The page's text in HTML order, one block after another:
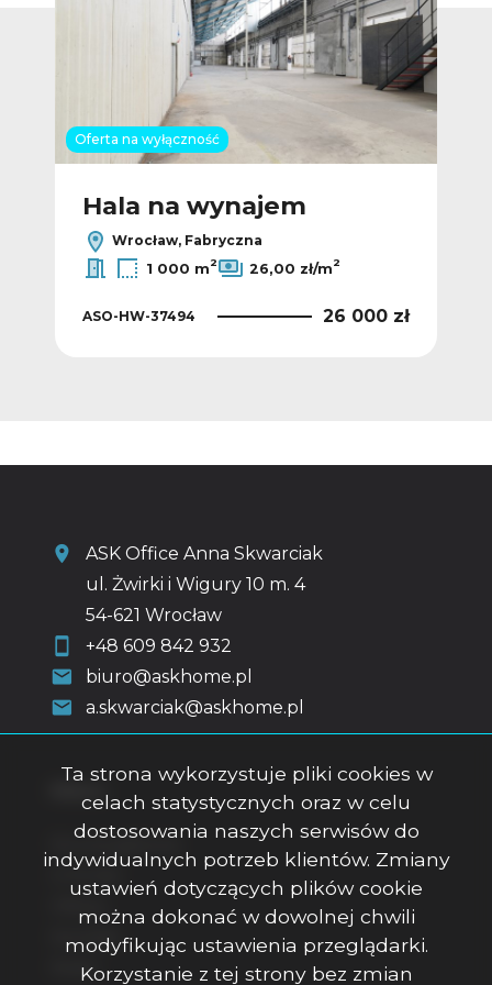
Oferta na wyłączność
Hala na wynajem
Wrocław, Fabryczna
1 000 m2 26,00 zł/m2
ASO-HW-37494 26 000 zł
ASK Office Anna Skwarciak
ul. Żwirki i Wigury 10 m. 4
54-621 Wrocław
+48 609 842 932
biuro@askhome.pl
a.skwarciak@askhome.pl
Strona główna
O firmie
Kontakt
Rodo
Ta strona wykorzystuje pliki cookies w
celach statystycznych oraz w celu
dostosowania naszych serwisów do
indywidualnych potrzeb klientów. Zmiany
ustawień dotyczących plików cookie
można dokonać w dowolnej chwili
modyfikując ustawienia przeglądarki.
Korzystanie z tej strony bez zmian